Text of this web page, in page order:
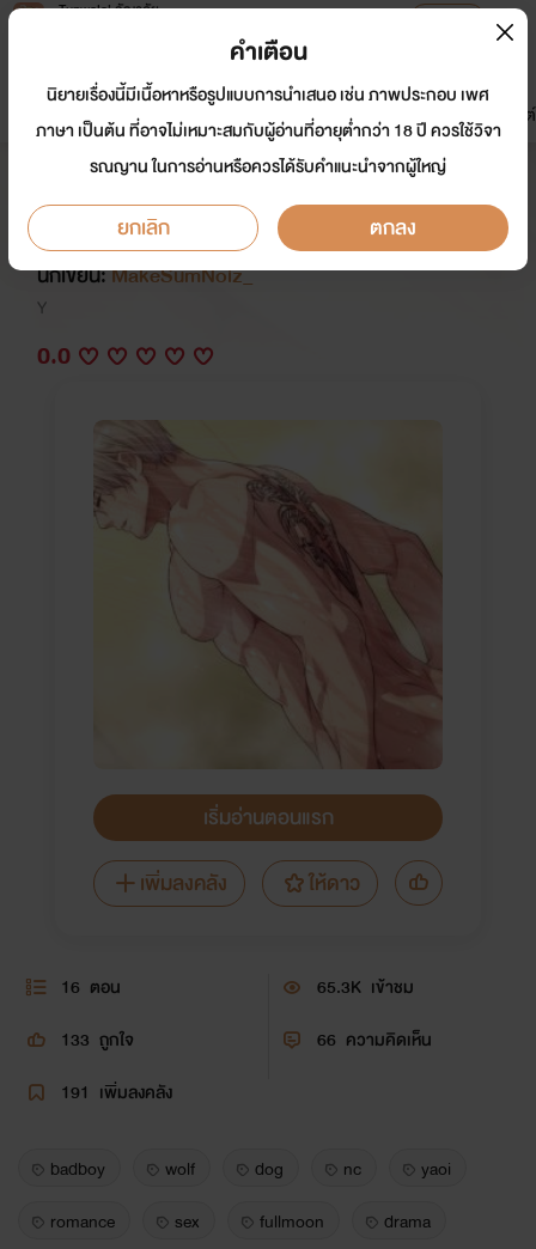
Tunwalai ธัญวลัย
หน้าแรก นิยาย อีบุ๊ก การ์ตูน
มาใหม่
ดรีมแชท ธัญลิสต์
(yaoi 18+) Bad dog ความลับจันทร์
เต็มดวง
นักเขียน:MakeSumNoiz_
Y
0.0
เริ่มอ่านตอนแรก
เพิ่มลงคลัง
ให้ดาว
16 ตอน 65.3K เข้าชม
133 ถูกใจ 66 ความคิดเห็น
191 เพิ่มลงคลัง
badboy wolf dog nc
yaoi
romance
sex fullmoon
drama
คำเตือน
นิยายเรื่องนี้มีเนื้อหาหรือรูปแบบการนำเสนอ เช่น ภาพประกอบ เพศ
ภาษา เป็นต้น ที่อาจไม่เหมาะสมกับผู้อ่านที่อายุต่ำกว่า 18 ปี ควรใช้วิจา
รณญาน ในการอ่านหรือควรได้รับคำแนะนำจากผู้ใหญ่
ยกเลิก ตกลง